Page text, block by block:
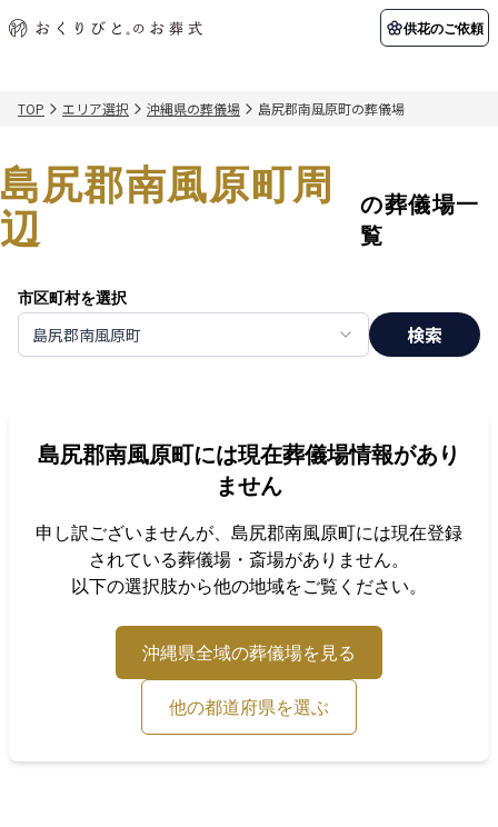
供花のご依頼
初めての方へ 納棺の儀とは？
葬儀の流れ
会社を知る
関東エリア
東京都
北海道エリア
ご葬儀事例 お客様の声
よくある質問
葬儀の知識 供花のご依頼
TOP エリア選択 沖縄県の葬儀場 島尻郡南風原町の葬儀場
島尻郡南風原町周
辺
の葬儀場一
覧
市区町村を選択
島尻郡南風原町 検索
島尻郡南風原町には現在葬儀場情報があり
ません
申し訳ございませんが、 島尻郡南風原町には現在登録
されている葬儀場・斎場がありません。
以下の選択肢から他の地域をご覧ください。
沖縄県全域の葬儀場を見る
他の都道府県を選ぶ